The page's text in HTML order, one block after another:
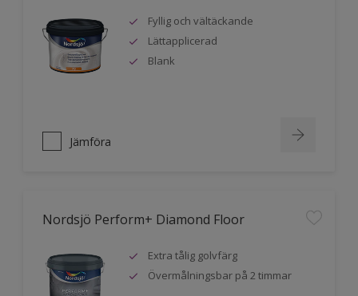
Fyllig och vältäckande
Lättapplicerad
Blank
Jämföra
Nordsjö Perform+ Diamond Floor
Extra tålig golvfärg
Övermålningsbar på 2 timmar